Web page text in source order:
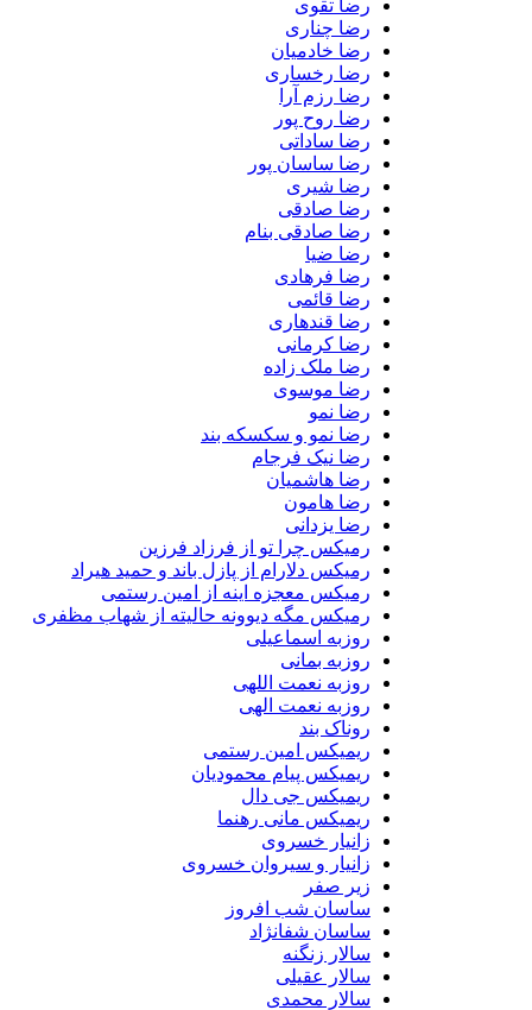
رضا تقوی
رضا چناری
رضا خادمیان
رضا رخساری
رضا رزم آرا
رضا روح پور
رضا ساداتی
رضا ساسان پور
رضا شیری
رضا صادقی
رضا صادقی بنام
رضا ضیا
رضا فرهادی
رضا قائمی
رضا قندهاری
رضا کرمانی
رضا ملک زاده
رضا موسوی
رضا نمو
رضا نمو و سکسکه بند
رضا نیک فرجام
رضا هاشمیان
رضا هامون
رضا یزدانی
رمیکس چرا تو از فرزاد فرزین
رمیکس دلارام از پازل باند و حمید هیراد
رمیکس معجزه اینه از امین رستمی
رمیکس مگه دیوونه حالیته از شهاب مظفری
روزبه اسماعیلی
روزبه بمانی
روزبه نعمت اللهی
روزبه نعمت الهی
روناک بند
ریمیکس امین رستمی
ریمیکس پیام محمودیان
ریمیکس جی دال
ریمیکس مانی رهنما
زانیار خسروی
زانیار و سیروان خسروی
زیر صفر
ساسان شب افروز
ساسان شفانژاد
سالار زنگنه
سالار عقیلی
سالار محمدی